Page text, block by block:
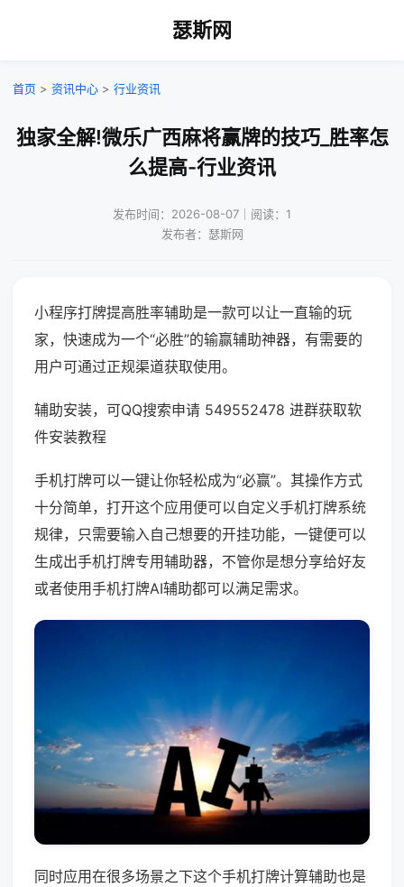
瑟斯网
首页 > 资讯中心 > 行业资讯
独家全解!微乐广西麻将赢牌的技巧_胜率怎
么提高-行业资讯
发布时间：2026-08-07｜阅读：1
发布者：瑟斯网
小程序打牌提高胜率辅助是一款可以让一直输的玩
家，快速成为一个“必胜”的输赢辅助神器，有需要的
用户可通过正规渠道获取使用。
辅助安装，可QQ搜索申请 549552478 进群获取软
件安装教程
手机打牌可以一键让你轻松成为“必赢”。其操作方式
十分简单，打开这个应用便可以自定义手机打牌系统
规律，只需要输入自己想要的开挂功能，一键便可以
生成出手机打牌专用辅助器，不管你是想分享给好友
或者使用手机打牌AI辅助都可以满足需求。
同时应用在很多场景之下这个手机打牌计算辅助也是